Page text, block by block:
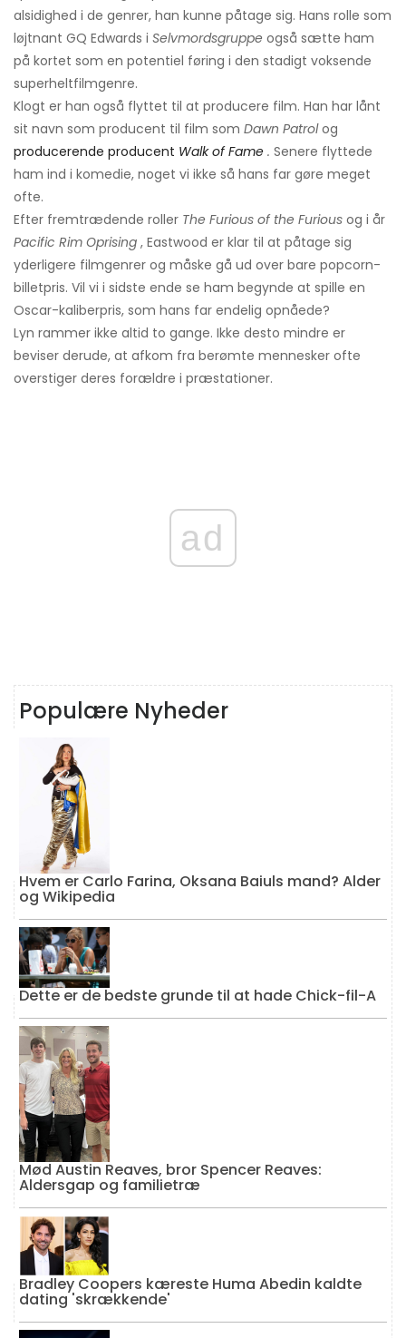
alsidighed i de genrer, han kunne påtage sig. Hans rolle som
løjtnant GQ Edwards i Selvmordsgruppe også sætte ham
på kortet som en potentiel føring i den stadigt voksende
superheltfilmgenre.
Klogt er han også flyttet til at producere film. Han har lånt
sit navn som producent til film som Dawn Patrolog
producerende producent Walk of Fame . Senere flyttede
ham ind i komedie, noget vi ikke så hans far gøre meget
ofte.
Efter fremtrædende roller The Furious of the Furious og i år
Pacific Rim Oprising , Eastwood er klar til at påtage sig
yderligere filmgenrer og måske gå ud over bare popcorn-
billetpris. Vil vi i sidste ende se ham begynde at spille en
Oscar-kaliberpris, som hans far endelig opnåede?
Lyn rammer ikke altid to gange. Ikke desto mindre er
beviser derude, at afkom fra berømte mennesker ofte
overstiger deres forældre i præstationer.
ad
Populære Nyheder
Hvem er Carlo Farina, Oksana Baiuls mand? Alder
og Wikipedia
Dette er de bedste grunde til at hade Chick-fil-A
Mød Austin Reaves, bror Spencer Reaves:
Aldersgap og familietræ
Bradley Coopers kæreste Huma Abedin kaldte
dating 'skrækkende'